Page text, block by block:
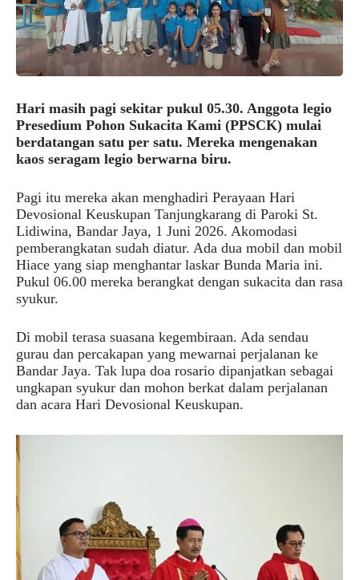
Hari masih pagi sekitar pukul 05.30. Anggota legio
Presedium Pohon Sukacita Kami (PPSCK) mulai
berdatangan satu per satu. Mereka mengenakan
kaos seragam legio berwarna biru.
Pagi itu mereka akan menghadiri Perayaan Hari
Devosional Keuskupan Tanjungkarang di Paroki St.
Lidiwina, Bandar Jaya, 1 Juni 2026. Akomodasi
pemberangkatan sudah diatur. Ada dua mobil dan mobil
Hiace yang siap menghantar laskar Bunda Maria ini.
Pukul 06.00 mereka berangkat dengan sukacita dan rasa
syukur.
Di mobil terasa suasana kegembiraan. Ada sendau
gurau dan percakapan yang mewarnai perjalanan ke
Bandar Jaya. Tak lupa doa rosario dipanjatkan sebagai
ungkapan syukur dan mohon berkat dalam perjalanan
dan acara Hari Devosional Keuskupan.